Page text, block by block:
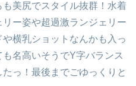
美尻でスタイル抜群！水着
ー姿や超過激ランジェリー
横乳ショットなんかも入っ
名高いそうでY字バランス
っ！最後までごゆっくりと